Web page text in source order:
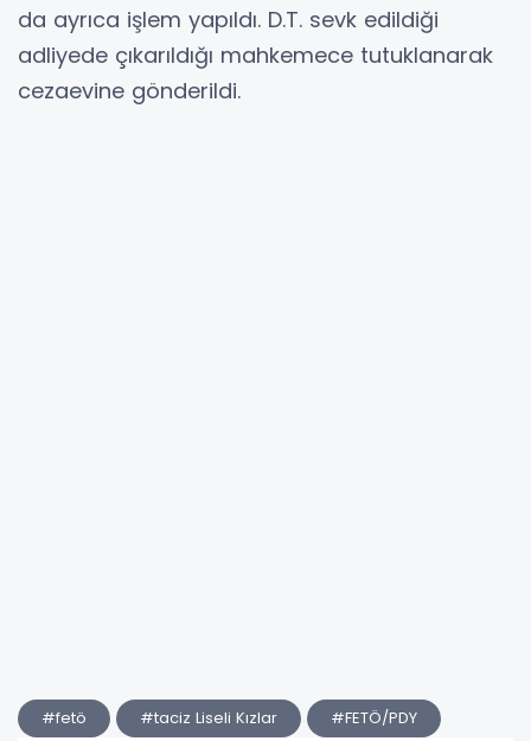
da ayrıca işlem yapıldı. D.T. sevk edildiği
adliyede çıkarıldığı mahkemece tutuklanarak
cezaevine gönderildi.
#fetö #taciz Liseli Kızlar #FETÖ/PDY